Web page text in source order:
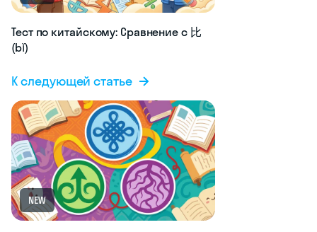
Тест по китайскому: Сравнение с 比
(bǐ)
К следующей статье
NEW